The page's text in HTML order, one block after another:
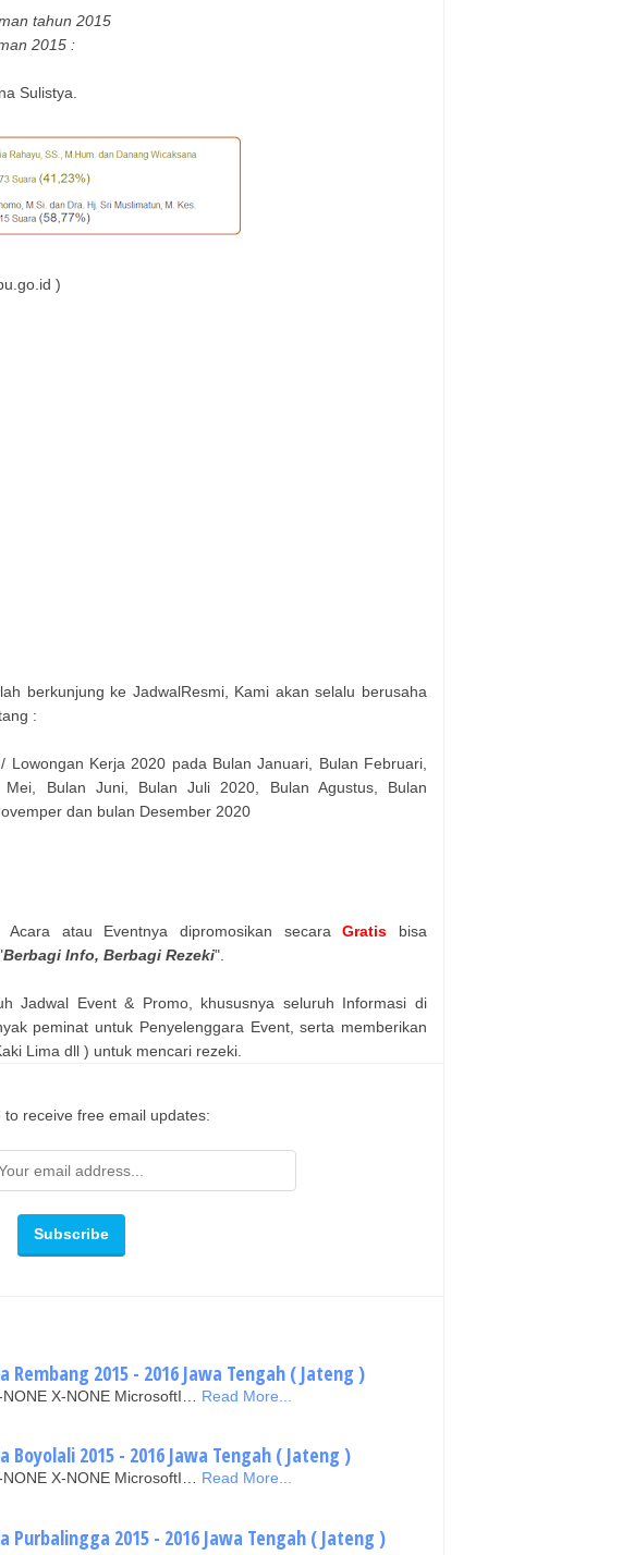
tahun 2015
2015 :
Sulistya.
)
berkunjung ke JadwalResmi, Kami akan selalu berusaha
:
Kerja 2020 pada Bulan Januari, Bulan Februari,
Bulan Juni, Bulan Juli 2020, Bulan Agustus, Bulan
dan bulan Desember 2020
atau Eventnya dipromosikan secaraGratis bisa
Berbagi Info, Berbagi Rezeki".
Jadwal Event & Promo, khususnya seluruh Informasi di
peminat untuk Penyelenggara Event, serta memberikan
Lima dll ) untuk mencari rezeki.
to receive free email updates:
Rembang 2015 - 2016 Jawa Tengah ( Jateng )
X-NONE MicrosoftI… Read More...
Boyolali 2015 - 2016 Jawa Tengah ( Jateng )
X-NONE MicrosoftI… Read More...
Purbalingga 2015 - 2016 Jawa Tengah ( Jateng )